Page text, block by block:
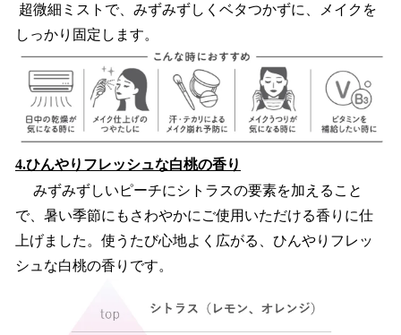
超微細ミストで、みずみずしくベタつかずに、メイクを
しっかり固定します。
4.ひんやりフレッシュな白桃の香り
みずみずしいピーチにシトラスの要素を加えること
で、暑い季節にもさわやかにご使用いただける香りに仕
上げました。使うたび心地よく広がる、ひんやりフレッ
シュな白桃の香りです。